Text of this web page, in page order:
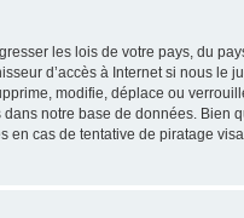
les lois de votre pays, du
d’accès à Internet si nous le
modifie, déplace ou
notre base de données. Bien
en cas de tentative de piratage